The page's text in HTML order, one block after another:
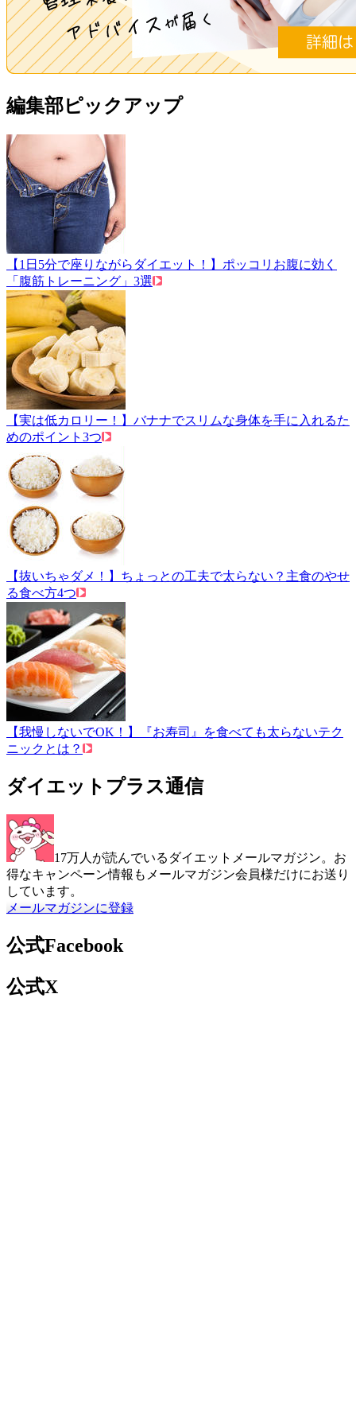
編集部ピックアップ
【1日5分で座りながらダイエット！】ポッコリお腹に効く
「腹筋トレーニング」3選
【実は低カロリー！】バナナでスリムな身体を手に入れるた
めのポイント3つ
【抜いちゃダメ！】ちょっとの工夫で太らない？主食のやせ
る食べ方4つ
【我慢しないでOK！】『お寿司』を食べても太らないテク
ニックとは？
ダイエットプラス通信
17万人が読んでいるダイエットメールマガジン。お
得なキャンペーン情報もメールマガジン会員様だけにお送り
しています。
メールマガジンに登録
公式Facebook
公式X